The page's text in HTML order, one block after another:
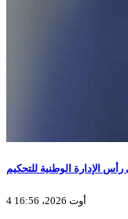
الإدارة الوطنية للتحكيم
4 أوت 2026، 16:56